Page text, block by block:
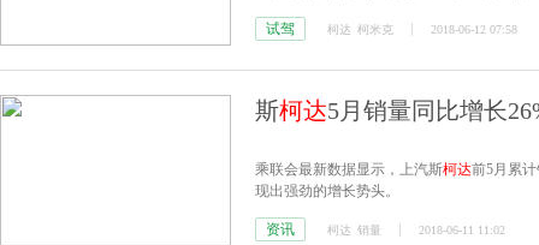
柯米克。尺寸没有比柯珞克小多少尽管定位
试驾 柯达 柯米克 2018-06-12 07:58
斯柯达5月销量同比增长
乘联会最新数据显示，上汽斯柯达前5月累
现出强劲的增长势头。
资讯 柯达 销量 2018-06-11 11:02